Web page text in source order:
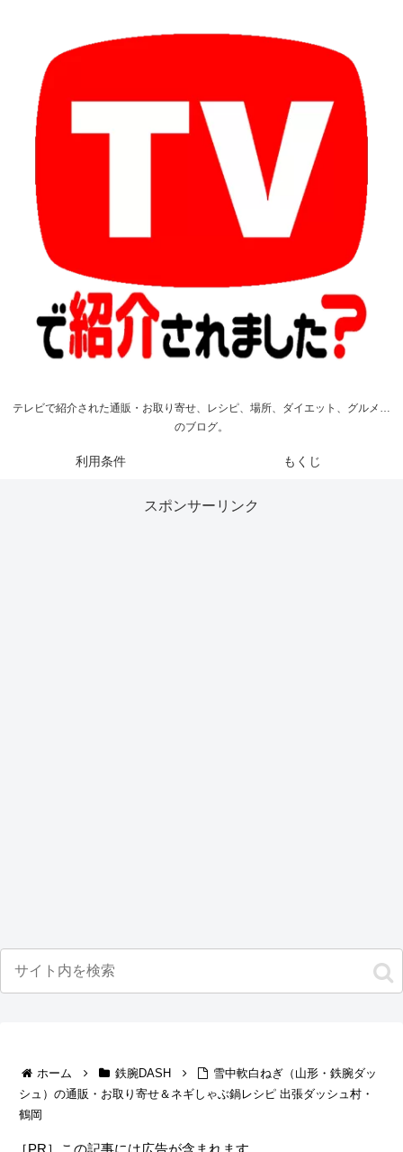
テレビで紹介された通販・お取り寄せ、レシピ、場所、ダイエット、グルメ…
のブログ。
利用条件 もくじ
スポンサーリンク
ホーム 鉄腕DASH
雪中軟白ねぎ（山形・鉄腕ダッ
シュ）の通販・お取り寄せ＆ネギしゃぶ鍋レシピ 出張ダッシュ村・
鶴岡